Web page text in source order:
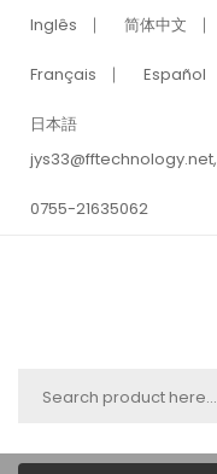
Inglês 简体中文
Français Español
日本語
jys33@fftechnology.net,
0755-21635062